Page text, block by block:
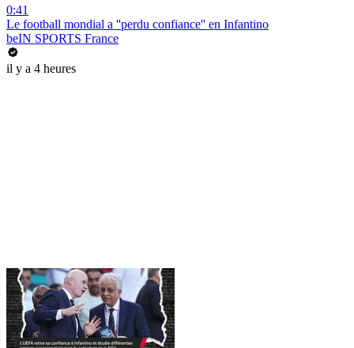
0:41
Le football mondial a ''perdu confiance'' en Infantino
beIN SPORTS France
il y a 4 heures